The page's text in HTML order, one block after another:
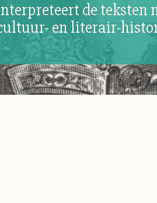
de teksten
en literair-